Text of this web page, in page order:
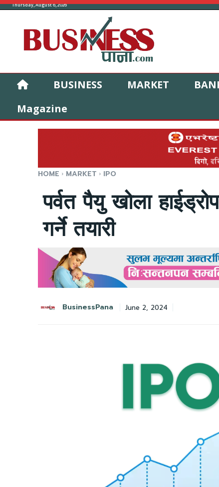
Thursday, August 6, 2026
BUSINESS MARKET
Magazine
HOME MARKET IPO
पर्वत पैयु खोला
गर्ने तयारी
BusinessPana June 2, 2024